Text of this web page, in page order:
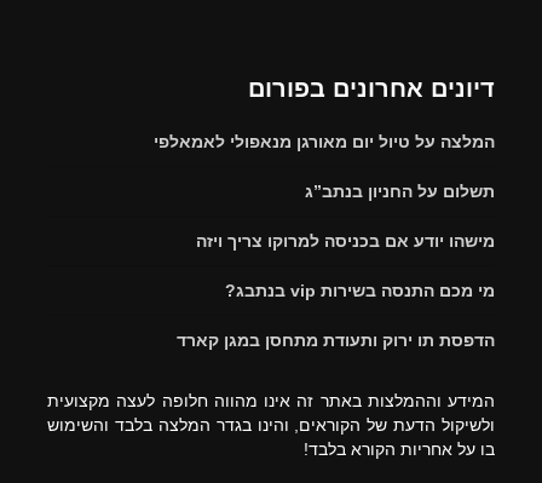
דיונים אחרונים בפורום
המלצה על טיול יום מאורגן מנאפולי לאמאלפי
תשלום על החניון בנתב”ג
מישהו יודע אם בכניסה למרוקו צריך ויזה
מי מכם התנסה בשירות vip בנתבג?
הדפסת תו ירוק ותעודת מתחסן במגן קארד
המידע וההמלצות באתר זה אינו מהווה חלופה לעצה מקצועית
ולשיקול הדעת של הקוראים, והינו בגדר המלצה בלבד והשימוש
בו על אחריות הקורא בלבד!